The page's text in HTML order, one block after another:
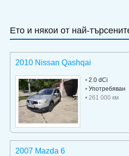
Ето и някои от най-
2010 Nissan Qashqai
• 2.0 dCi
• Употребяван
• 261 000 км
2007 Mazda 6